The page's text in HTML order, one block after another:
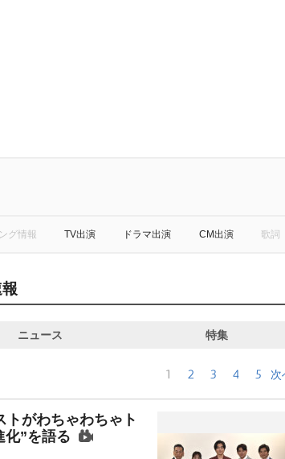
グ情報 TV出演 ドラマ出演 CM出演 歌詞
ニュース 特集
1 2 3 4 5 次
がわちゃわちゃト
化”を語る